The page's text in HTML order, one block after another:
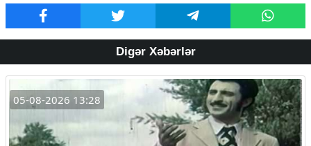
Digər Xəbərlər
05-08-2026 13:28